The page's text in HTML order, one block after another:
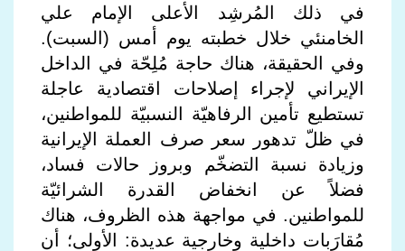
في ذلك المُرشِد الأعلى الإمام علي
الخامنئي خلال خطبته يوم أمس (السبت).
وفي الحقيقة، هناك حاجة مُلِحّة في الداخل
الإيراني لإجراء إصلاحات اقتصادية عاجلة
تستطيع تأمين الرفاهيّة النسبيّة للمواطنين،
في ظلّ تدهور سعر صرف العملة الإيرانية
وزيادة نسبة التضخّم وبروز حالات فساد،
فضلاً عن انخفاض القدرة الشرائيّة
للمواطنين. في مواجهة هذه الظروف، هناك
مُقارَبات داخلية وخارجية عديدة: الأولى؛ أن